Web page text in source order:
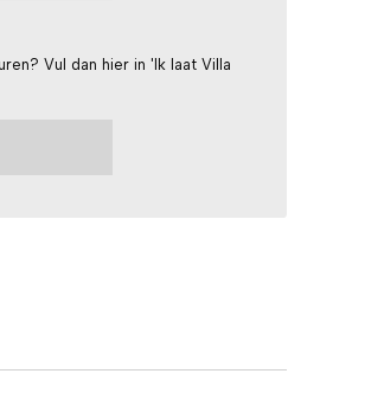
Vul dan hier in 'Ik laat Villa